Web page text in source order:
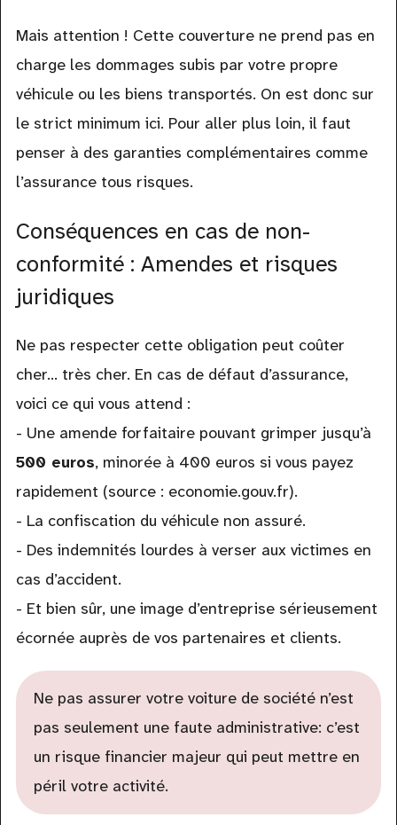
Mais attention ! Cette couverture ne prend pas en
charge les dommages subis par votre propre
véhicule ou les biens transportés. On est donc sur
le strict minimum ici. Pour aller plus loin, il faut
penser à des garanties complémentaires comme
l’assurance tous risques.
Conséquences en cas de non-
conformité : Amendes et risques
juridiques
Ne pas respecter cette obligation peut coûter
cher... très cher. En cas de défaut d’assurance,
voici ce qui vous attend :
- Une amende forfaitaire pouvant grimper jusqu’à
500 euros, minorée à 400 euros si vous payez
rapidement (source : economie.gouv.fr).
- La confiscation du véhicule non assuré.
- Des indemnités lourdes à verser aux victimes en
cas d’accident.
- Et bien sûr, une image d’entreprise sérieusement
écornée auprès de vos partenaires et clients.
Ne pas assurer votre voiture de société n’est
pas seulement une faute administrative: c’est
un risque financier majeur qui peut mettre en
péril votre activité.